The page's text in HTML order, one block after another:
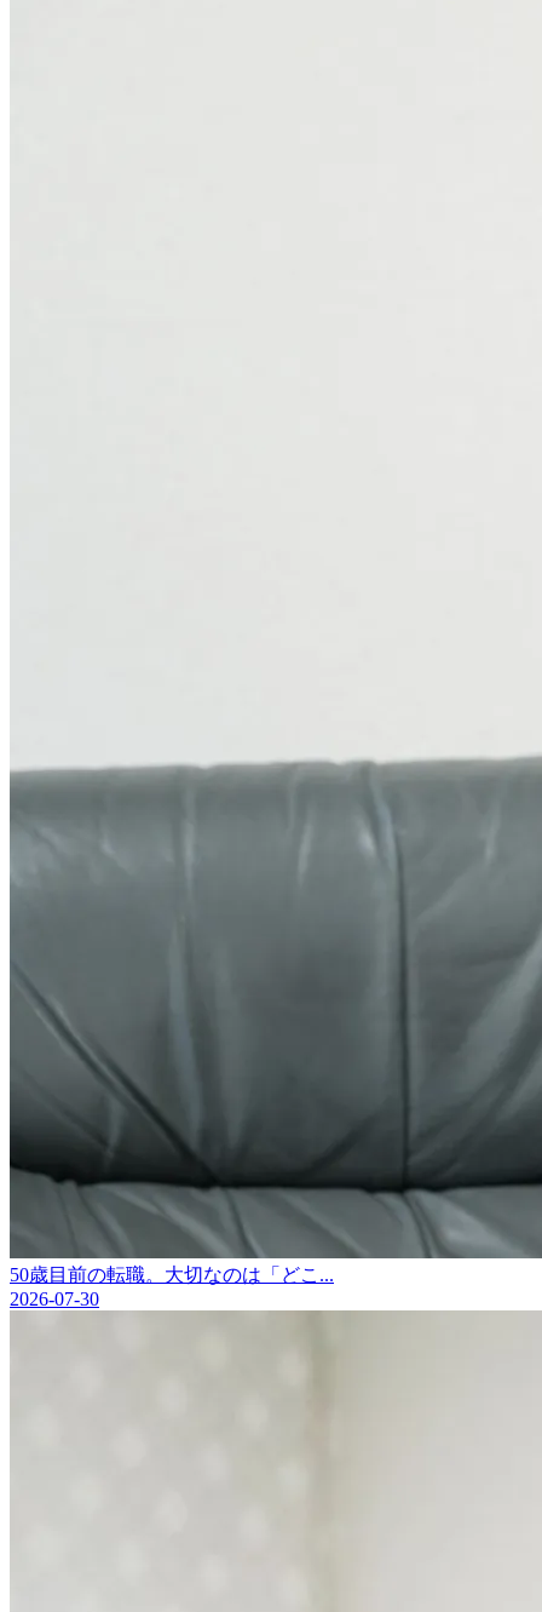
50歳目前の転職。大切なのは「どこ...
2026-07-30